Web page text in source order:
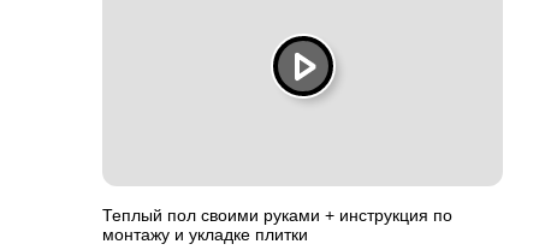
Теплый пол своими руками + инструкция по
монтажу и укладке плитки